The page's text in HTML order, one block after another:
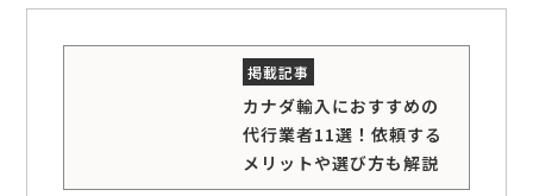
カナダ輸入におすすめの
代行業者11選！依頼する
メリットや選び方も解説